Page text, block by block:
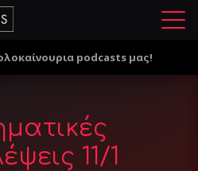
Μ
ο
podcasts μας!
11/1